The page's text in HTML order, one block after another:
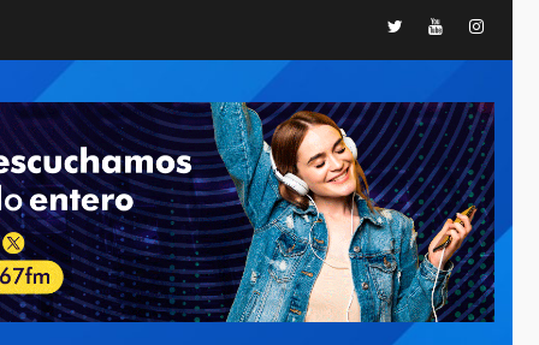
TwitterYoutube
6
TITULARES
Ucrania y Rusia
intensifican
ofensivas de largo
alcance
7
LATINOAMÉRICA Y CARIBE
TITULARES
ÚLTIMA HORA
EEUU sanciona a ocho
militares y cinco
entidades cubanas